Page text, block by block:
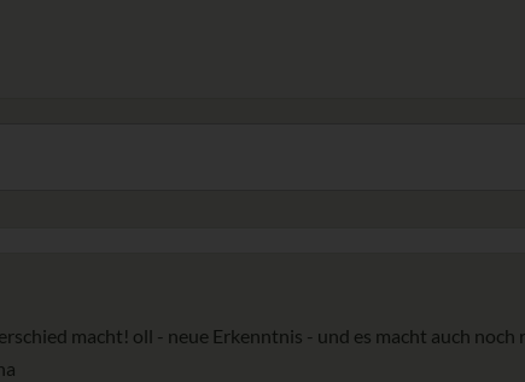
macht! oll - neue Erkenntnis - und es macht auch noch